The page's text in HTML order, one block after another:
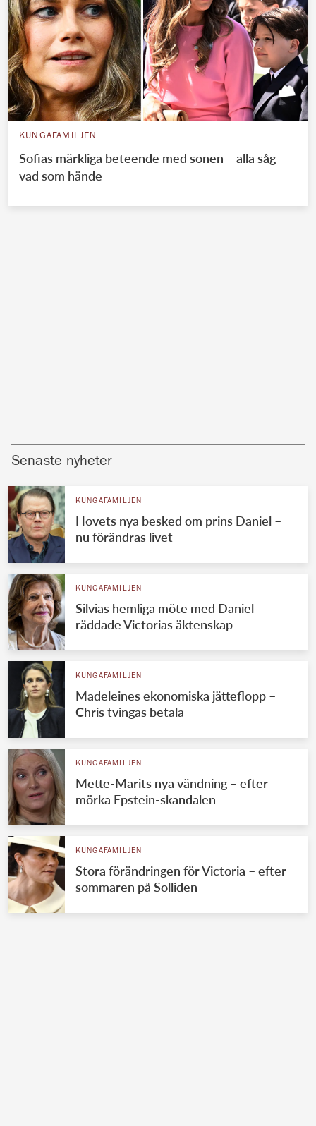
KUNGAFAMILJEN
Sofias märkliga beteende med sonen – alla såg
vad som hände
Senaste nyheter
KUNGAFAMILJEN
Hovets nya besked om prins Daniel –
nu förändras livet
KUNGAFAMILJEN
Silvias hemliga möte med Daniel
räddade Victorias äktenskap
KUNGAFAMILJEN
Madeleines ekonomiska jätteflopp –
Chris tvingas betala
KUNGAFAMILJEN
Mette-Marits nya vändning – efter
mörka Epstein-skandalen
KUNGAFAMILJEN
Stora förändringen för Victoria – efter
sommaren på Solliden